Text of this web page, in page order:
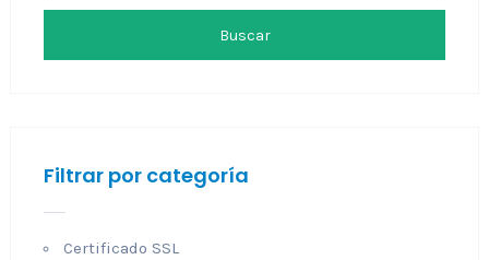
Buscar
Filtrar por categoría
Certificado SSL